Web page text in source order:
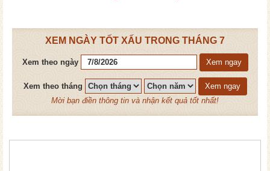
XEM NGÀY TỐT XẤU TRONG THÁNG 7
Xem theo ngày Xem ngay
Xem theo tháng
Xem ngay
Mời bạn điền thông tin và nhận kết quả tốt nhất!